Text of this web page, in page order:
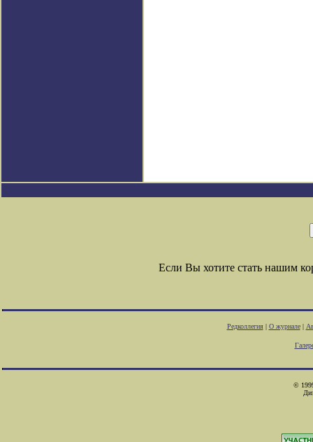
Если Вы хотите стать нашим
Редколлегия| О журнале|
©